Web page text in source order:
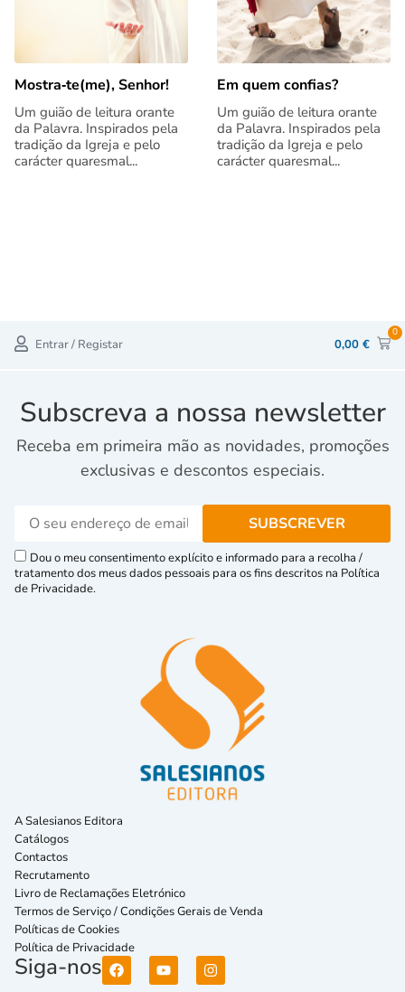
Mostra‑te(me), Senhor!
Um guião de leitura orante
da Palavra. Inspirados pela
tradição da Igreja e pelo
carácter quaresmal...
Em quem confias?
Um guião de leitura orante
da Palavra. Inspirados pela
tradição da Igreja e pelo
carácter quaresmal...
Entrar / Registar 0,00 €
0
Subscreva a nossa newsletter
Receba em primeira mão as novidades, promoções
exclusivas e descontos especiais.
Dou o meu consentimento explícito e informado para a recolha /
tratamento dos meus dados pessoais para os fins descritos na Política
de Privacidade.
A Salesianos Editora
Catálogos
Contactos
Recrutamento
Livro de Reclamações Eletrónico
Termos de Serviço / Condições Gerais de Venda
Políticas de Cookies
Política de Privacidade
Siga-nos